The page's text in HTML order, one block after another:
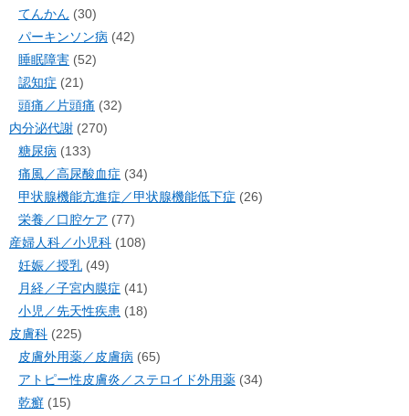
てんかん (30)
パーキンソン病 (42)
睡眠障害 (52)
認知症 (21)
頭痛／片頭痛 (32)
内分泌代謝 (270)
糖尿病 (133)
痛風／高尿酸血症 (34)
甲状腺機能亢進症／甲状腺機能低下症 (26)
栄養／口腔ケア (77)
産婦人科／小児科 (108)
妊娠／授乳 (49)
月経／子宮内膜症 (41)
小児／先天性疾患 (18)
皮膚科 (225)
皮膚外用薬／皮膚病 (65)
アトピー性皮膚炎／ステロイド外用薬 (34)
乾癬 (15)